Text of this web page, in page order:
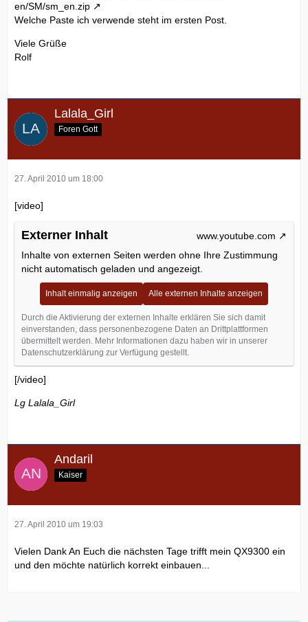
en/SM/sm_en.zip
Welche Paste ich verwende steht im ersten Post.
Viele Grüße
Rolf
Lalala_Girl
Foren Gott
27. April 2010 um 18:00
[video]
Externer Inhalt
www.youtube.com
Inhalte von externen Seiten werden ohne Ihre Zustimmung
nicht automatisch geladen und angezeigt.
Inhalt einmalig anzeigen Alle externen Inhalte anzeigen
Durch die Aktivierung der externen Inhalte erklären Sie sich damit
einverstanden, dass personenbezogene Daten an Drittplattformen
übermittelt werden. Mehr Informationen dazu haben wir in unserer
Datenschutzerklärung zur Verfügung gestellt.
[/video]
Lg Lalala_Girl
Andaril
Kaiser
27. April 2010 um 19:03
Vielen Dank An Euch die nächsten Tage trifft mein QX9300 ein
und den möchte natürlich korrekt einbauen...